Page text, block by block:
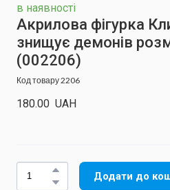
в наявності
Акрилова фігурка
знищує демонів
(002206)
Код товару 2206
180.00  UAH
Додати до